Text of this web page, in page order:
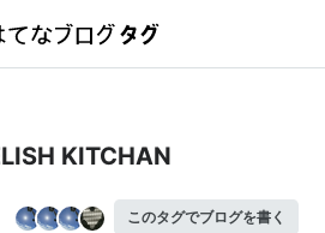
KITCHAN
このタグでブログを書く